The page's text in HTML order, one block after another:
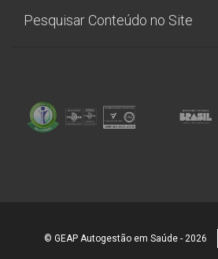
Pesquisar Conteúdo no Site
© GEAP Autogestão em Saúde - 2026